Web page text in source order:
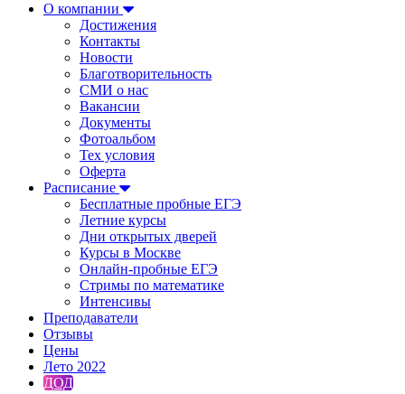
О компании
Достижения
Контакты
Новости
Благотворительность
СМИ о нас
Вакансии
Документы
Фотоальбом
Тех условия
Оферта
Расписание
Бесплатные пробные ЕГЭ
Летние курсы
Дни открытых дверей
Курсы в Москве
Онлайн-пробные ЕГЭ
Стримы по математике
Интенсивы
Преподаватели
Отзывы
Цены
Лето 2022
ДОД